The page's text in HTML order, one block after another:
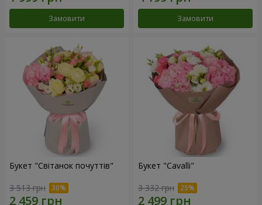
Замовити Замовити
Букет "Світанок почуттів"
3 513 грн
Букет "Cаvalli"
3 332 грн